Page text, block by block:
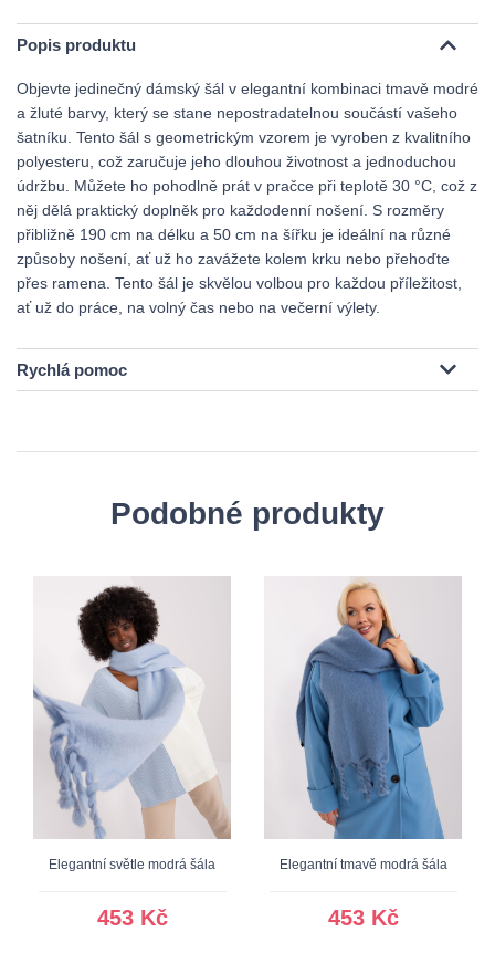
Popis produktu
Objevte jedinečný dámský šál v elegantní kombinaci tmavě modré
a žluté barvy, který se stane nepostradatelnou součástí vašeho
šatníku. Tento šál s geometrickým vzorem je vyroben z kvalitního
polyesteru, což zaručuje jeho dlouhou životnost a jednoduchou
údržbu. Můžete ho pohodlně prát v pračce při teplotě 30 °C, což z
něj dělá praktický doplněk pro každodenní nošení. S rozměry
přibližně 190 cm na délku a 50 cm na šířku je ideální na různé
způsoby nošení, ať už ho zavážete kolem krku nebo přehoďte
přes ramena. Tento šál je skvělou volbou pro každou příležitost,
ať už do práce, na volný čas nebo na večerní výlety.
Rychlá pomoc
Podobné produkty
Elegantní světle modrá šála
453 Kč
Elegantní tmavě modrá šála
453 Kč